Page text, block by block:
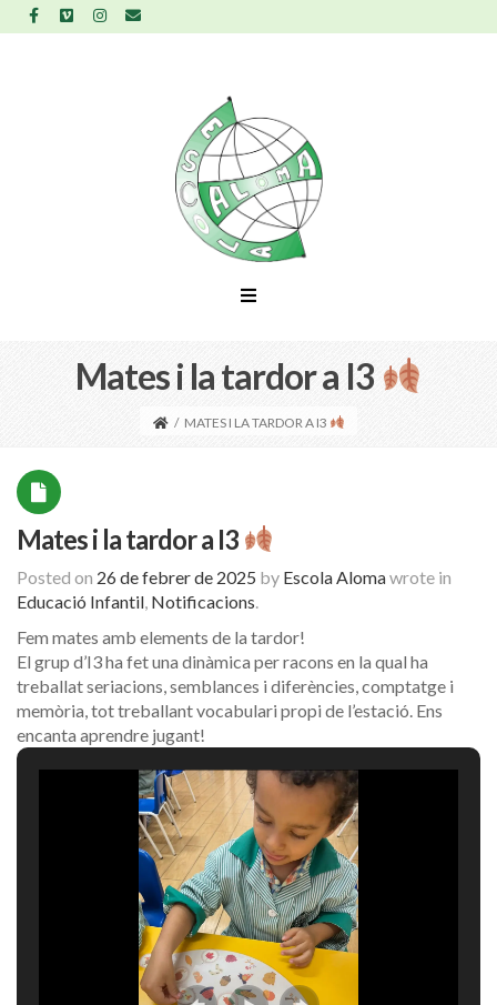
Mates i la tardor a I3
/ MATES I LA TARDOR A I3
Mates i la tardor a I3
Posted on 26 de febrer de 2025 by Escola Alomawrote in
Educació Infantil, Notificacions.
Fem mates amb elements de la tardor!
El grup d’I3 ha fet una dinàmica per racons en la qual ha
treballat seriacions, semblances i diferències, comptatge i
memòria, tot treballant vocabulari propi de l’estació. Ens
encanta aprendre jugant!